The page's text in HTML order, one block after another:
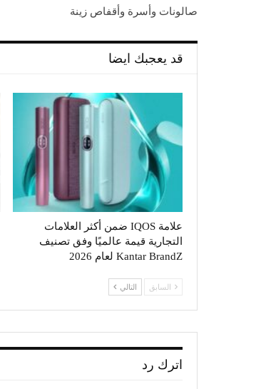
صالونات وأسرة وأقفاص زينة
قد يعجبك ايضا
علامة IQOS ضمن أكثر العلامات
التجارية قيمة عالميًا وفق تصنيف
Kantar BrandZ لعام 2026
السابق التالي
اترك رد